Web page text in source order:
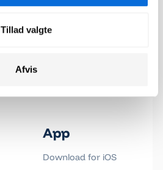
Tillad valgte
Afvis
Changelogs
App
Download for iOS